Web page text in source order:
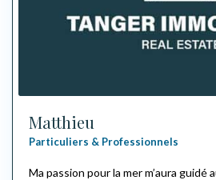
Matthieu
Particuliers & Professionnels
Ma passion pour la mer m’aura guidé